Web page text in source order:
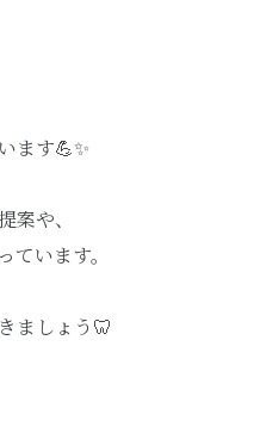
ます💪✨
案や、
います。
ましょう🦷